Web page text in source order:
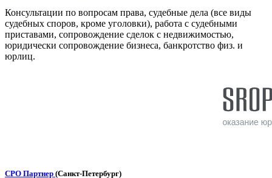
Консультации по вопросам права, судебные дела (все виды
судебных споров, кроме уголовки), работа с судебными
приставами, сопровождение сделок с недвижимостью,
юридически сопровождение бизнеса, банкротство физ. и
юрлиц.
СРО Партнер (Санкт-Петербург)